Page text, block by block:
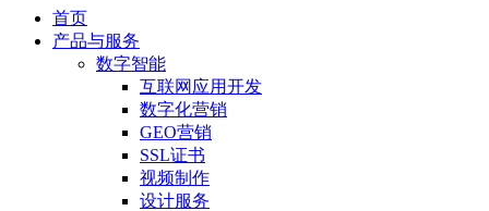
首页
产品与服务
数字智能
互联网应用开发
数字化营销
GEO营销
SSL证书
视频制作
设计服务